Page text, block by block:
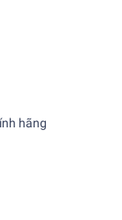
hãng